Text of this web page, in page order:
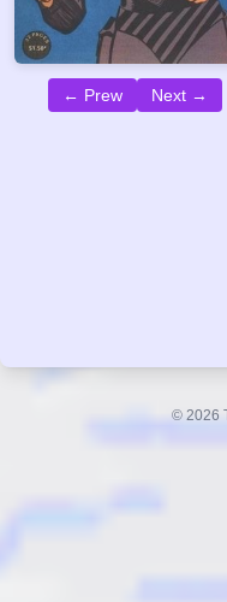
← Prew Next →
© 2026